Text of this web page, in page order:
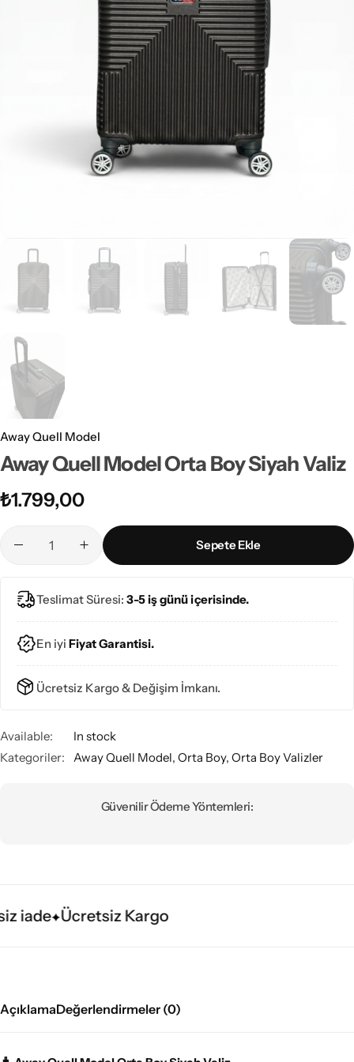
Away Quell Model
Away Quell Model Orta Boy Siyah Valiz
₺1.799,00
Sepete Ekle
Teslimat Süresi: 3-5 iş günü içerisinde.
En iyi Fiyat Garantisi.
Ücretsiz Kargo & Değişim İmkanı.
Available:
In stock
Kategoriler:
Away Quell Model, Orta Boy, Orta Boy Valizler
Güvenilir Ödeme Yöntemleri:
iade Ücretsiz Kargo
AçıklamaDeğerlendirmeler (0)